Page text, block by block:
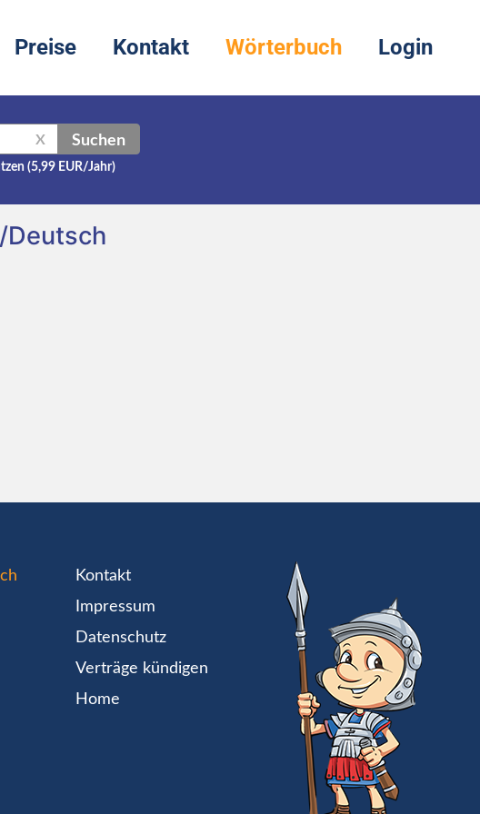
Preise Kontakt Wörterbuch Login
X Suchen
(5,99 EUR/Jahr)
Deutsch
Kontakt
Impressum
Datenschutz
Verträge kündigen
Home